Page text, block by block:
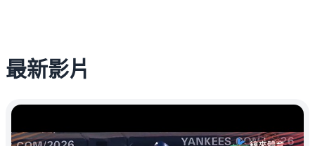
最新影片